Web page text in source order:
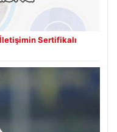
Sertifikalı